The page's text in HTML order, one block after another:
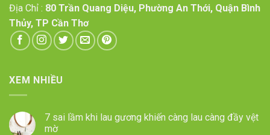
Địa Chỉ : 80 Trần Quang Diệu, Phường An Thới, Quận Bình
Thủy, TP Cần Thơ
XEM NHIỀU
7 sai lầm khi lau gương khiến càng lau càng đầy vệt
mờ